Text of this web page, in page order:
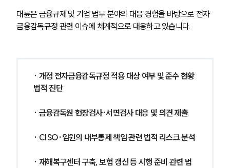
대륜은 금융규제 및 기업 법무 분야의 대응 경험을 바탕으로 전자
금융감독규정 관련 이슈에 체계적으로 대응하고 있습니다.
· 개정 전자금융감독규정 적용 대상 여부 및 준수 현황
법적 진단
· 금융감독원 현장검사·서면검사 대응 및 의견 제출
· CISO·임원의 내부통제 책임 관련 법적 리스크 분석
· 재해복구센터 구축, 보험 갱신 등 시행 준비 관련 법